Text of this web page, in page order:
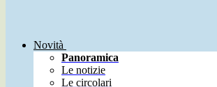
Novità
Panoramica
Le notizie
Le circolari